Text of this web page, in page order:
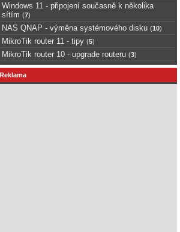
Windows 11 - připojení současně k několika
sítím (7)
NAS QNAP - výměna systémového disku (10)
MikroTik router 11 - tipy (5)
MikroTik router 10 - upgrade routeru (3)
Reklama